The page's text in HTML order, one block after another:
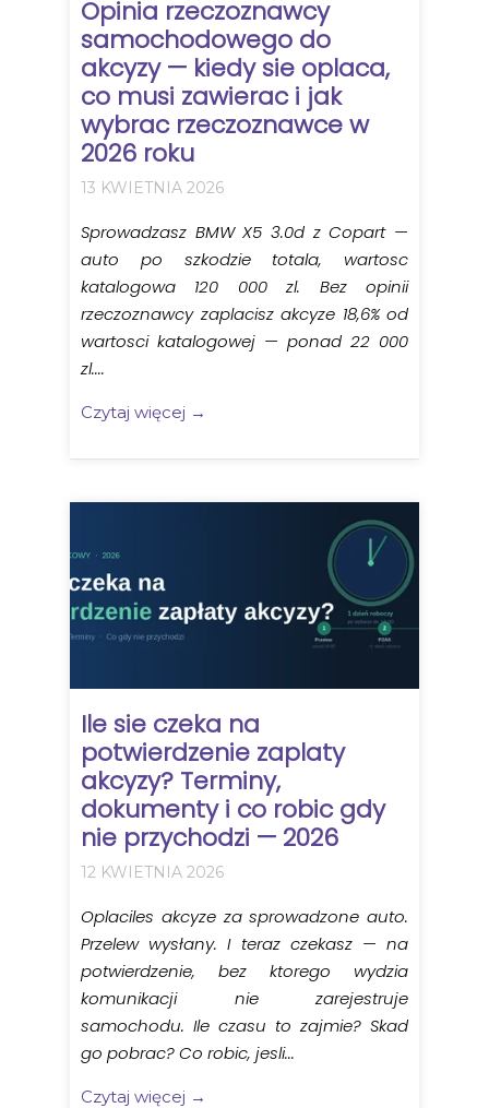
Opinia rzeczoznawcy
samochodowego do
akcyzy — kiedy sie oplaca,
co musi zawierac i jak
wybrac rzeczoznawce w
2026 roku
13 KWIETNIA 2026
Sprowadzasz BMW X5 3.0d z Copart —
auto po szkodzie totala, wartosc
katalogowa 120 000 zl. Bez opinii
rzeczoznawcy zaplacisz akcyze 18,6% od
wartosci katalogowej — ponad 22 000
zl....
Czytaj więcej →
Ile sie czeka na
potwierdzenie zaplaty
akcyzy? Terminy,
dokumenty i co robic gdy
nie przychodzi — 2026
12 KWIETNIA 2026
Oplaciles akcyze za sprowadzone auto.
Przelew wysłany. I teraz czekasz — na
potwierdzenie, bez ktorego wydzia
komunikacji nie zarejestruje
samochodu. Ile czasu to zajmie? Skad
go pobrac? Co robic, jesli...
Czytaj więcej →